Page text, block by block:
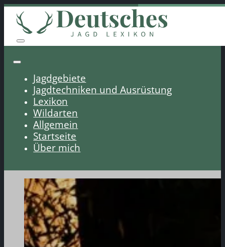
Jagdgebiete
Jagdtechniken und Ausrüstung
Lexikon
Wildarten
Allgemein
Startseite
Über mich